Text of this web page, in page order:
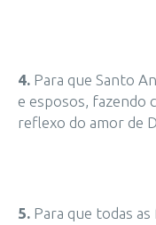
4. Para que Santo
e esposos, fazendo
reflexo do amor de
5. Para que todas